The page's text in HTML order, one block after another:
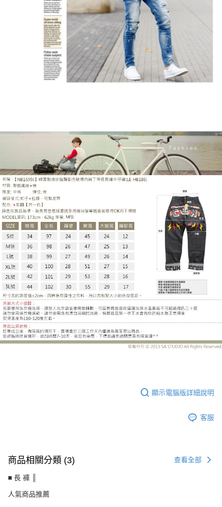
顯示電腦版詳細說明
客服
商品相關分類 (3) 查看全部
■ 長 褲 ║
人氣商品推薦